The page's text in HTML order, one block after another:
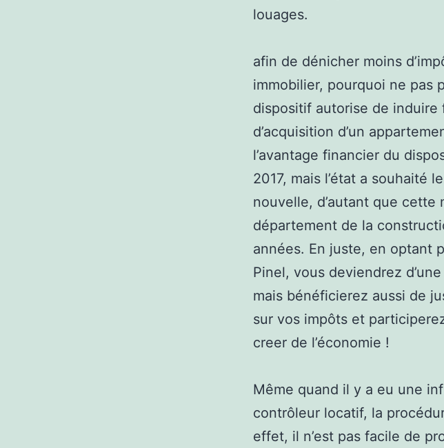
louages.
afin de dénicher moins
immobilier, pourquoi ne pas
dispositif autorise de induire
d’acquisition d’un
l’avantage financier du
2017, mais l’état a souhaité
nouvelle, d’autant que cette
département de la
années. En juste, en optant
Pinel, vous deviendrez
mais bénéficierez aussi de
sur vos impôts et
creer de l’économie !
Même quand il y a eu une
contrôleur locatif, la
effet, il n’est pas facile de